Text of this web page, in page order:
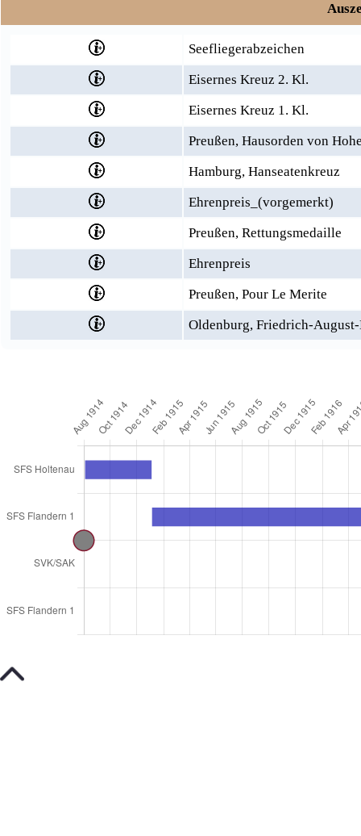
Seefliegerabzeichen
Eisernes Kreuz 2. Kl.
Eisernes Kreuz 1. Kl.
Preußen, Hausorden von
Hamburg, Hanseatenkreuz
Ehrenpreis_(vorgemerkt)
Preußen, Rettungsmedaille
Ehrenpreis
Preußen, Pour Le Merite
Oldenburg, Friedrich-